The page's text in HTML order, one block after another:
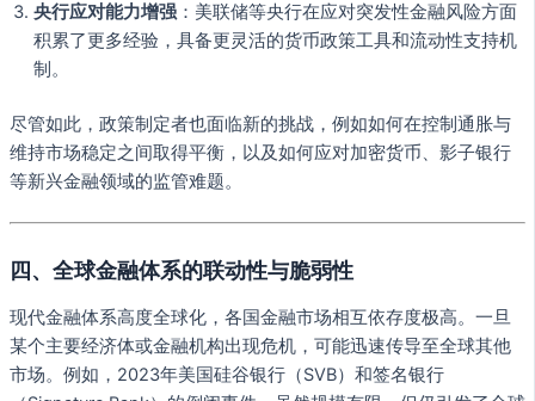
央行应对能力增强 ：美联储等央行在应对突发性金融风险方面
积累了更多经验，具备更灵活的货币政策工具和流动性支持机
制。
尽管如此，政策制定者也面临新的挑战，例如如何在控制通胀与
维持市场稳定之间取得平衡，以及如何应对加密货币、影子银行
等新兴金融领域的监管难题。
四、全球金融体系的联动性与脆弱性
现代金融体系高度全球化，各国金融市场相互依存度极高。一旦
某个主要经济体或金融机构出现危机，可能迅速传导至全球其他
市场。例如，2023年美国硅谷银行（SVB）和签名银行